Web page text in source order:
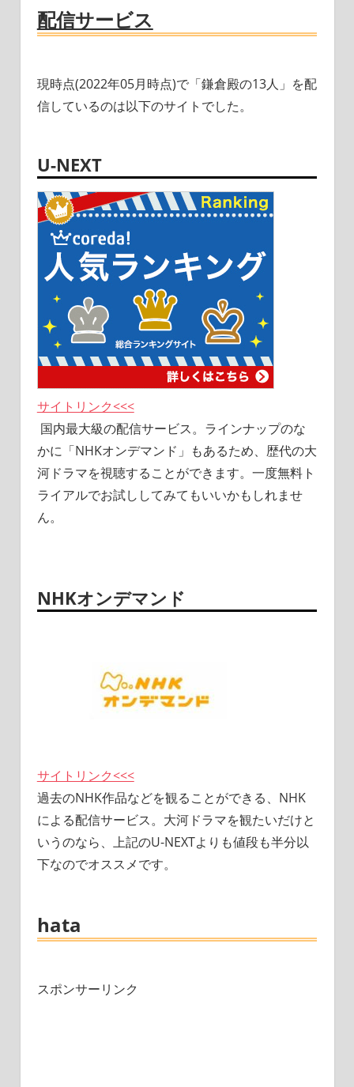
配信サービス
現時点(2022年05月時点)で「鎌倉殿の13人」を配
信しているのは以下のサイトでした。
U-NEXT
サイトリンク<<<
国内最大級の配信サービス。ラインナップのな
かに「NHKオンデマンド」もあるため、歴代の大
河ドラマを視聴することができます。一度無料ト
ライアルでお試ししてみてもいいかもしれませ
ん。
NHKオンデマンド
サイトリンク<<<
過去のNHK作品などを観ることができる、NHK
による配信サービス。大河ドラマを観たいだけと
いうのなら、上記のU-NEXTよりも値段も半分以
下なのでオススメです。
hata
スポンサーリンク